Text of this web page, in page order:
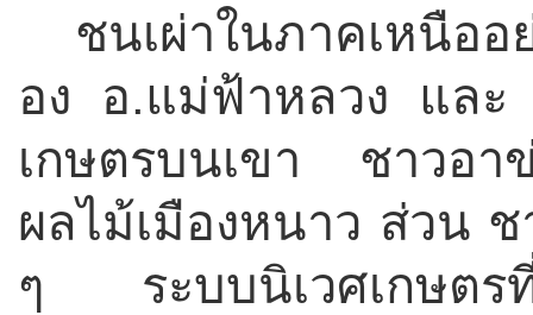
ชนเผ่าในภาคเหนือ
อง อ.แม่ฟ้าหลวง และ
เกษตรบนเขา ชาวอา
ผลไม้เมืองหนาว ส่วน
ๆ ระบบนิเวศเกษตรที่